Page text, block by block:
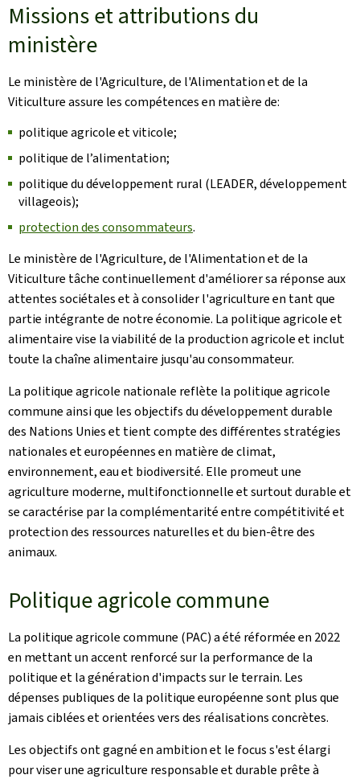
Missions et attributions du
ministère
Le ministère de l'Agriculture, de l'Alimentation et de la
Viticulture assure les compétences en matière de:
politique agricole et viticole;
politique de l’alimentation;
politique du développement rural (LEADER, développement
villageois);
protection des consommateurs.
Le ministère de l'Agriculture, de l'Alimentation et de la
Viticulture tâche continuellement d'améliorer sa réponse aux
attentes sociétales et à consolider l'agriculture en tant que
partie intégrante de notre économie. La politique agricole et
alimentaire vise la viabilité de la production agricole et inclut
toute la chaîne alimentaire jusqu'au consommateur.
La politique agricole nationale reflète la politique agricole
commune ainsi que les objectifs du développement durable
des Nations Unies et tient compte des différentes stratégies
nationales et européennes en matière de climat,
environnement, eau et biodiversité. Elle promeut une
agriculture moderne, multifonctionnelle et surtout durable et
se caractérise par la complémentarité entre compétitivité et
protection des ressources naturelles et du bien-être des
animaux.
Politique agricole commune
La politique agricole commune (PAC) a été réformée en 2022
en mettant un accent renforcé sur la performance de la
politique et la génération d'impacts sur le terrain. Les
dépenses publiques de la politique européenne sont plus que
jamais ciblées et orientées vers des réalisations concrètes.
Les objectifs ont gagné en ambition et le focus s'est élargi
pour viser une agriculture responsable et durable prête à